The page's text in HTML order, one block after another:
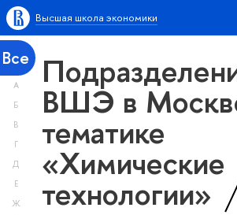
Высшая школа экономики
Все
А
Б
В
Г
Д
Е
Ж
ВШЭ в
тематике
«Химические
технологии»